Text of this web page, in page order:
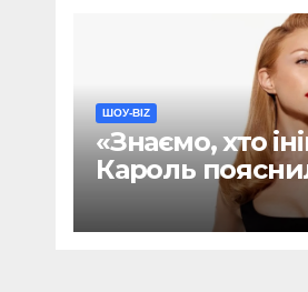
ШОУ-BIZ
«Знаємо, хто
Кароль
хейт навколо її
спланований